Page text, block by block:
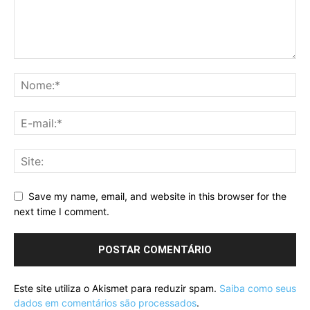
Save my name, email, and website in this browser for the
next time I comment.
Este site utiliza o Akismet para reduzir spam. Saiba como seus
dados em comentários são processados.